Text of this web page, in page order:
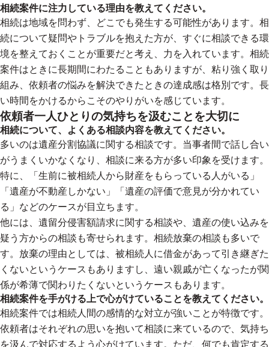
相続案件に注力している理由を教えてください。
相続は地域を問わず、どこでも発生する可能性があります。相
続について疑問やトラブルを抱えた方が、すぐに相談できる環
境を整えておくことが重要だと考え、力を入れています。相続
案件はときに長期間にわたることもありますが、粘り強く取り
組み、依頼者の悩みを解決できたときの達成感は格別です。長
い時間をかけるからこそのやりがいを感じています。
依頼者一人ひとりの気持ちを汲むことを大切に
相続について、よくある相談内容を教えてください。
多いのは遺産分割協議に関する相談です。当事者間で話し合い
がうまくいかなくなり、相談に来る方が多い印象を受けます。
特に、「生前に被相続人から財産をもらっている人がいる」
「遺産が不動産しかない」「遺産の評価で意見が分かれてい
る」などのケースが目立ちます。
他には、遺留分侵害額請求に関する相談や、遺産の使い込みを
疑う方からの相談も寄せられます。相続放棄の相談も多いで
す。放棄の理由としては、被相続人に借金があって引き継ぎた
くないというケースもありますし、遠い親戚が亡くなったが関
係が希薄で関わりたくないというケースもあります。
相続案件を手がける上で心がけていることを教えてください。
相続案件では相続人間の感情的な対立が強いことが特徴です。
依頼者はそれぞれの思いを抱いて相談に来ているので、気持ち
を汲んで対応するよう心がけています。ただ、何でも肯定する